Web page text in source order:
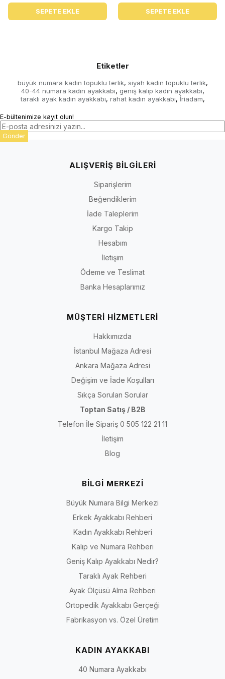
SEPETE EKLE SEPETE EKLE
Etiketler
büyük numara kadın topuklu terlik, siyah kadın topuklu terlik,
40-44 numara kadın ayakkabı, geniş kalıp kadın ayakkabı,
taraklı ayak kadın ayakkabı, rahat kadın ayakkabı, İriadam,
E-bültenimize kayıt olun!
Gönder
ALIŞVERİŞ BİLGİLERİ
Siparişlerim
Beğendiklerim
İade Taleplerim
Kargo Takip
Hesabım
İletişim
Ödeme ve Teslimat
Banka Hesaplarımız
MÜŞTERİ HİZMETLERİ
Hakkımızda
İstanbul Mağaza Adresi
Ankara Mağaza Adresi
Değişim ve İade Koşulları
Sıkça Sorulan Sorular
Toptan Satış / B2B
Telefon İle Sipariş 0 505 122 21 11
İletişim
Blog
BİLGİ MERKEZİ
Büyük Numara Bilgi Merkezi
Erkek Ayakkabı Rehberi
Kadın Ayakkabı Rehberi
Kalıp ve Numara Rehberi
Geniş Kalıp Ayakkabı Nedir?
Taraklı Ayak Rehberi
Ayak Ölçüsü Alma Rehberi
Ortopedik Ayakkabı Gerçeği
Fabrikasyon vs. Özel Üretim
KADIN AYAKKABI
40 Numara Ayakkabı